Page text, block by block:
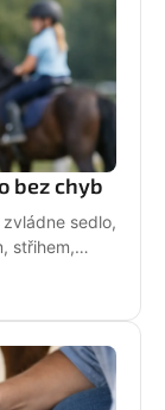
bez chyb
sedlo,
střihem,